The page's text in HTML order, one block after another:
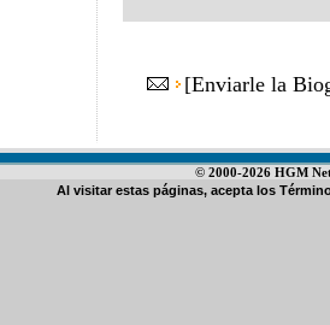
[Enviarle la
© 2000-2026 HGM
Al visitar estas páginas, acepta los